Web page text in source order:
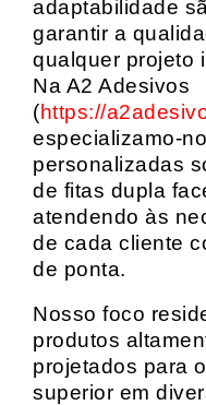
adaptabilidade
garantir a
qualquer projeto
Na A2 Adesivos
(https://
especializamo-
personalizadas
de fitas dupla
atendendo às
de cada cliente
de ponta.
Nosso foco
produtos
projetados para
superior em